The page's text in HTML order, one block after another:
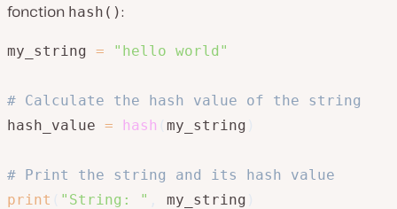
fonction hash():
my_string = "hello world"
# Calculate the hash value of the string
hash_value = hash my_string
# Print the string and its hash value
print
"String: " my_string